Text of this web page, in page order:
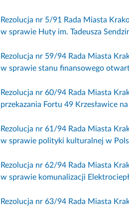
Rezolucja nr 5/91 Rada Miasta
w sprawie Huty im. Tadeusza
Rezolucja nr 59/94 Rada Miasta
w sprawie stanu finansowego
Rezolucja nr 60/94 Rada Miasta
przekazania Fortu 49 Krzesławice
Rezolucja nr 61/94 Rada Miasta
w sprawie polityki kulturalnej w
Rezolucja nr 62/94 Rada Miasta
w sprawie komunalizacji
Rezolucja nr 63/94 Rada Miasta